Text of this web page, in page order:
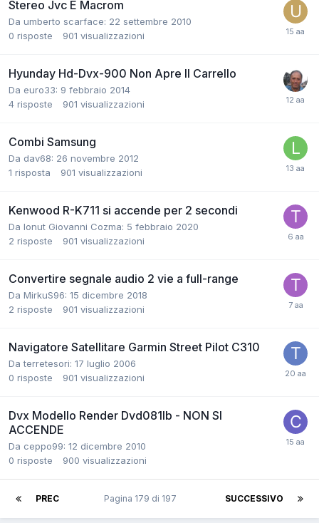
Stereo Jvc E Macrom
Da umberto scarface: 22 settembre 2010
0 risposte 901 visualizzazioni
Hyunday Hd-Dvx-900 Non Apre Il Carrello
Da euro33: 9 febbraio 2014
4 risposte 901 visualizzazioni
Combi Samsung
Da dav68: 26 novembre 2012
1 risposta 901 visualizzazioni
Kenwood R-K711 si accende per 2 secondi
Da Ionut Giovanni Cozma: 5 febbraio 2020
2 risposte 901 visualizzazioni
Convertire segnale audio 2 vie a full-range
Da MirkuS96: 15 dicembre 2018
2 risposte 901 visualizzazioni
Navigatore Satellitare Garmin Street Pilot C310
Da terretesori: 17 luglio 2006
0 risposte 901 visualizzazioni
Dvx Modello Render Dvd081lb - NON SI
ACCENDE
Da ceppo99: 12 dicembre 2010
0 risposte 900 visualizzazioni
PREC SUCCESSIVO
Pagina 179 di 197